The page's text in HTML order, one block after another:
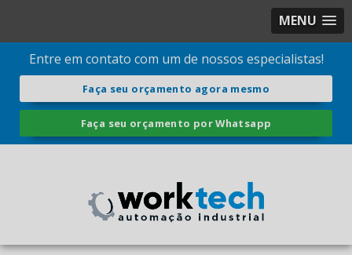
MENU
Entre em contato com um de nossos especialistas!
Faça seu orçamento agora mesmo
Faça seu orçamento por Whatsapp